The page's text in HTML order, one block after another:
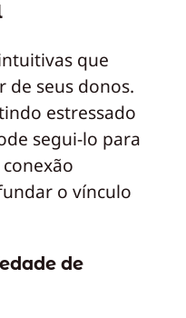
que
seus donos.
estressado
segui-lo para
o vínculo
de